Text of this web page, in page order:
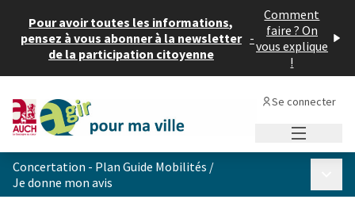
Pour avoir toutes les informations,
pensez à vous abonner à la newsletter
de la participation citoyenne
-
Comment
faire ? On
vous explique
!
Se connecter
Concertation - Plan Guide Mobilités /
Je donne mon avis